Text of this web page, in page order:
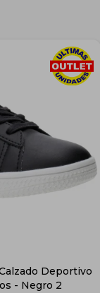
Deportivo
- Negro 2